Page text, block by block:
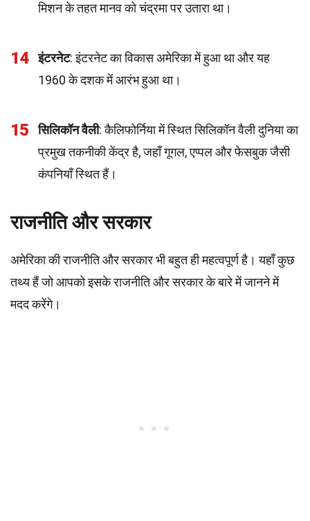
मिशन के तहत मानव को चंद्रमा पर उतारा था।
14 इंटरनेट: इंटरनेट का विकास अमेरिका में हुआ था और यह
1960 के दशक में आरंभ हुआ था।
15 सिलिकॉन वैली: कैलिफोर्निया में स्थित सिलिकॉन वैली दुनिया का
प्रमुख तकनीकी केंद्र है, जहाँ गूगल, एप्पल और फेसबुक जैसी
कंपनियाँ स्थित हैं।
राजनीति और सरकार
अमेरिका की राजनीति और सरकार भी बहुत ही महत्वपूर्ण है। यहाँ कुछ
तथ्य हैं जो आपको इसके राजनीति और सरकार के बारे में जानने में
मदद करेंगे।